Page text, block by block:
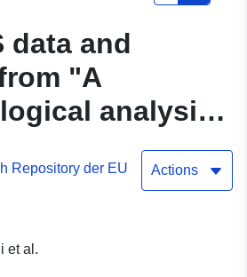
data and
"A
analysis
library and
Orval Abbey,
Repository der EU Actions
et al.